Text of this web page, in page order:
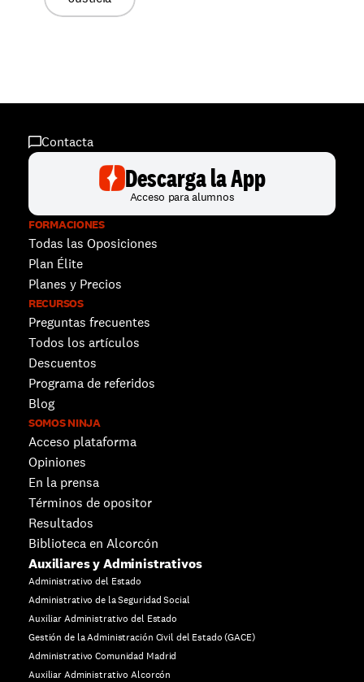
FORMACIONES
Todas las Oposiciones
Plan Élite
Planes y Precios
RECURSOS
Preguntas frecuentes
Todos los artículos
Descuentos
Programa de referidos
Blog
SOMOS NINJA
Acceso plataforma
Opiniones
En la prensa
Términos de opositor
Resultados
Biblioteca en Alcorcón
Contacta
Descarga la App
Acceso para alumnos
Auxiliares y Administrativos
Administrativo del Estado
Administrativo de la Seguridad Social
Auxiliar Administrativo del Estado
Gestión de la Administración Civil del Estado (GACE)
Administrativo Comunidad Madrid
Auxiliar Administrativo Alcorcón